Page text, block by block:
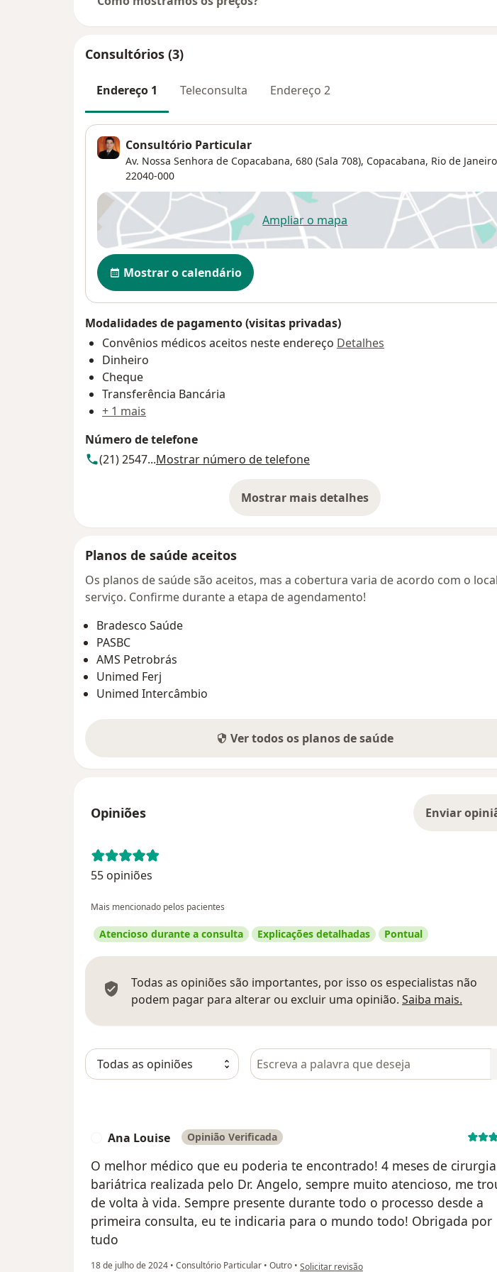
Consultórios (3)
Endereço 1 Teleconsulta Endereço 2
Consultório Particular
Av. Nossa Senhora de Copacabana, 680 (Sala 708), Copacabana, Rio de Janeiro
22040-000
Ampliar o mapaabre num novo separador
Disponibilidade
Mostrar o calendário
Modalidades de pagamento (visitas privadas)
Convênios médicos aceitos neste endereço Detalhes
Dinheiro
Cheque
Transferência Bancária
+ 1 mais
Número de telefone
(21) 2547...Mostrar número de telefone
Mostrar mais detalhes
sobre o endereço
Planos de saúde aceitos
Os planos de saúde são aceitos, mas a cobertura varia de acordo com o
serviço. Confirme durante a etapa de agendamento!
Bradesco Saúde
PASBC
AMS Petrobrás
Unimed Ferj
Unimed Intercâmbio
Ver todos os planos de saúde
Opiniões Enviar
55 opiniões
Mais mencionado pelos pacientes
Atencioso durante a consulta Explicações detalhadas Pontual
Todas as opiniões são importantes, por isso os especialistas não
podem pagar para alterar ou excluir uma opinião. Saiba mais.
Pesquisar em opiniões
Ana Louise Opinião Verificada
O melhor médico que eu poderia te encontrado! 4 meses de cirurgia
bariátrica realizada pelo Dr. Angelo, sempre muito atencioso, me
de volta à vida. Sempre presente durante todo o processo desde a
primeira consulta, eu te indicaria para o mundo todo! Obrigada por
tudo
18 de julho de 2024 • Consultório Particular • Outro • na opinião do utilizador Ana Louise
Solicitar revisão